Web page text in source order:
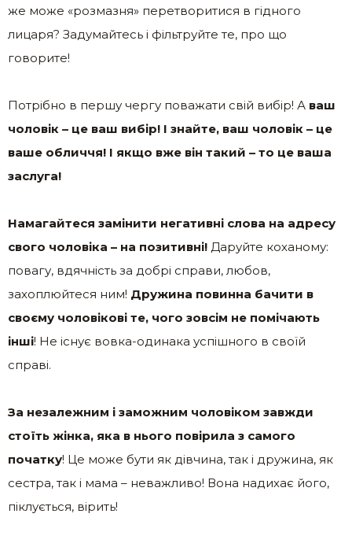
же може «розмазня» перетворитися в гідного
лицаря? Задумайтесь і фільтруйте те, про що
говорите!
Потрібно в першу чергу поважати свій вибір! А ваш
чоловік – це ваш вибір! І знайте, ваш чоловік – це
ваше обличчя! І якщо вже він такий – то це ваша
заслуга!
Намагайтеся замінити негативні слова на адресу
свого чоловіка – на позитивні! Даруйте коханому:
повагу, вдячність за добрі справи, любов,
захоплюйтеся ним! Дружина повинна бачити в
своєму чоловікові те, чого зовсім не помічають
інші! Не існує вовка-одинака успішного в своїй
справі.
За незалежним і заможним чоловіком завжди
стоїть жінка, яка в нього повірила з самого
початку! Це може бути як дівчина, так і дружина, як
сестра, так і мама – неважливо! Вона надихає його,
піклується, вірить!